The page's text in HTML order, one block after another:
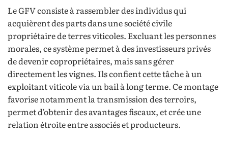
Le GFV consiste à rassembler des individus qui
acquièrent des parts dans une société civile
propriétaire de terres viticoles. Excluant les personnes
morales, ce système permet à des investisseurs privés
de devenir copropriétaires, mais sans gérer
directement les vignes. Ils confient cette tâche à un
exploitant viticole via un bail à long terme. Ce montage
favorise notamment la transmission des terroirs,
permet d’obtenir des avantages fiscaux, et crée une
relation étroite entre associés et producteurs.